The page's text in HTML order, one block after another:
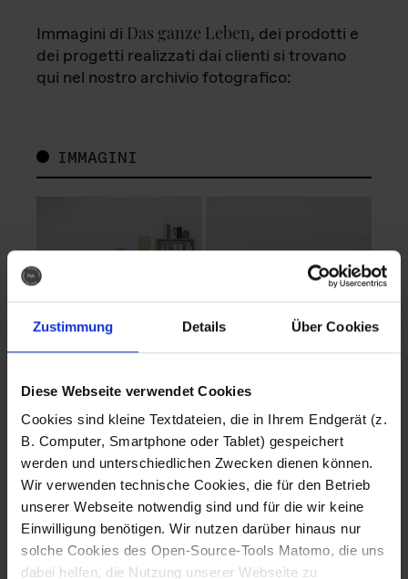
Zustimmung Details Über Cookies
Diese Webseite verwendet Cookies
Cookies sind kleine Textdateien, die in Ihrem Endgerät (z.
B. Computer, Smartphone oder Tablet) gespeichert
werden und unterschiedlichen Zwecken dienen können.
Wir verwenden technische Cookies, die für den Betrieb
unserer Webseite notwendig sind und für die wir keine
Einwilligung benötigen. Wir nutzen darüber hinaus nur
solche Cookies des Open-Source-Tools Matomo, die uns
dabei helfen, die Nutzung unserer Webseite zu
Immagini di Das ganze Leben, dei prodotti e
dei progetti realizzati dai clienti si trovano
qui nel nostro archivio fotografico:
IMMAGINI
Fotografo: Lorenz
Sternbach
Download
Fotografo: Lorenz
Sternbach
Download